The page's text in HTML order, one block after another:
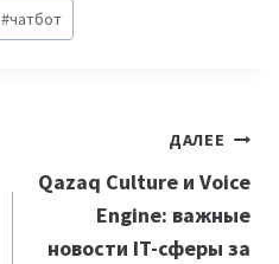
#чатбот
ДАЛЕЕ
Qazaq Culture и Voice
Engine: важные
новости IT-сферы за